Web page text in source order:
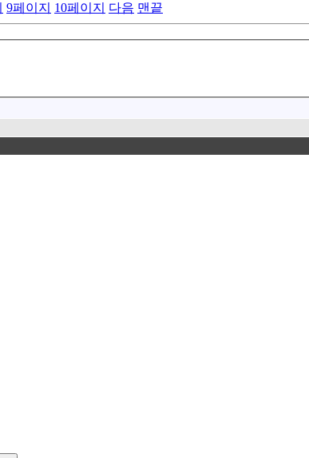
9페이지 10페이지 다음 맨끝